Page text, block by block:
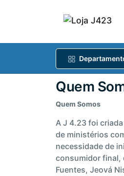
Quem
Quem Somos
A J 4.23 foi
de ministérios
necessidade de
consumidor final,
Fuentes, Jeová